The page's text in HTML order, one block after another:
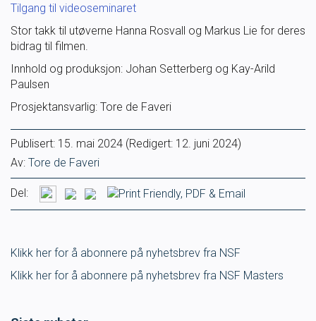
Klubbutvikling
For trenere
Tips og råd for utøvere og trenere
Utdanning
Blogg
Ungdomsidrett
Tilgang til videoseminaret
Stor takk til utøverne Hanna Rosvall og Markus Lie for deres
bidrag til filmen.
Innhold og produksjon: Johan Setterberg og Kay-Arild
Paulsen
Prosjektansvarlig: Tore de Faveri
Publisert: 15. mai 2024 (Redigert: 12. juni 2024)
Av: Tore de Faveri
Del:
Klikk her for å abonnere på nyhetsbrev fra NSF
Klikk her for å abonnere på nyhetsbrev fra NSF Masters